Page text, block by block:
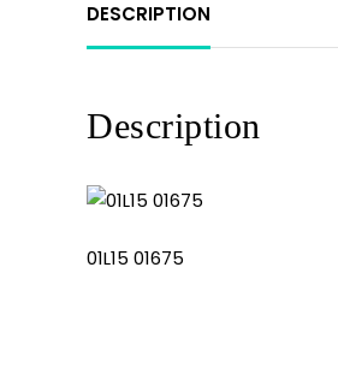
DESCRIPTION
Description
01L15 01675